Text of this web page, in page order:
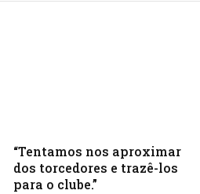
“Tentamos nos aproximar
dos torcedores e trazê-los
para o clube.”